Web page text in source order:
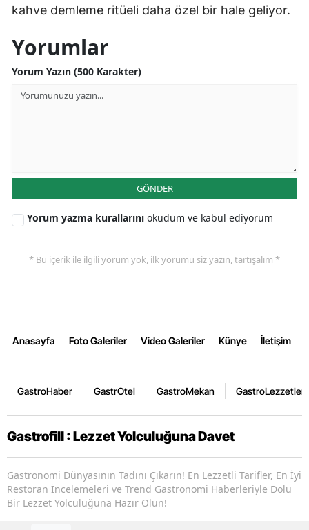
kahve demleme ritüeli daha özel bir hale geliyor.
Yorumlar
Yorum Yazın (500 Karakter)
GÖNDER
Yorum yazma kurallarını okudum ve kabul ediyorum
* Bu içerik ile ilgili yorum yok, ilk yorumu siz yazın, tartışalım *
Anasayfa Foto Galeriler Video Galeriler Künye İletişim
GastroHaber GastrOtel GastroMekan GastroLezzetler
Gastrofill : Lezzet Yolculuğuna Davet
Gastronomi Dünyasının Tadını Çıkarın! En Lezzetli Tarifler, En İyi
Restoran İncelemeleri ve Trend Gastronomi Haberleriyle Dolu
Bir Lezzet Yolculuğuna Hazır Olun!